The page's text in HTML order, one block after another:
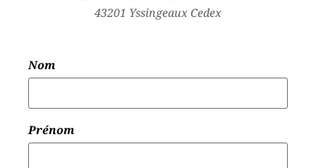
43201 Yssingeaux Cedex
Nom
Prénom